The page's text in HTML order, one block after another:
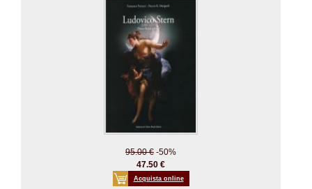
95.00 € -50%
47.50 €
Acquista online